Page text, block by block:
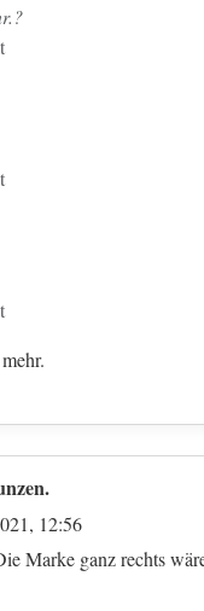
12:56
Marke ganz rechts